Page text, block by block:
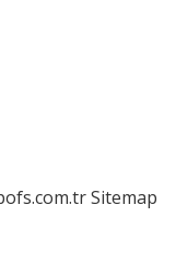
Sitemap